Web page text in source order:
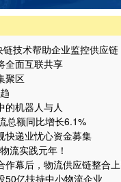
技术帮助企业监控供应链
全面互联共享
聚区
的机器人与人
总额同比增长6.1%
快递业忧心资金募集
流实践元年！
作幕后，物流供应链整合
50亿扶持中小物流企业